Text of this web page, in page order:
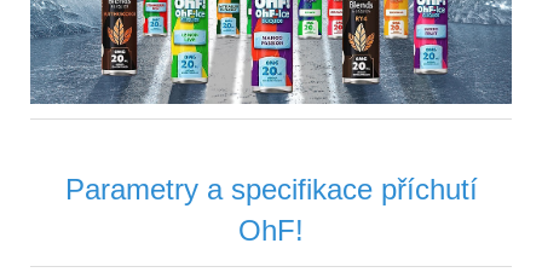
Parametry a specifikace příchutí
OhF!